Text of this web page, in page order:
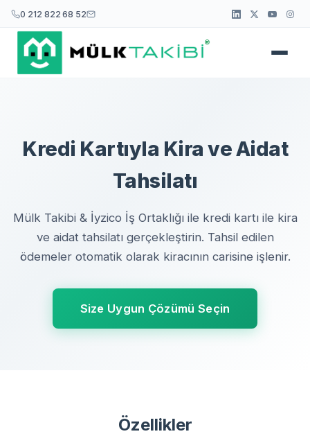
0 212 822 68 52
Kredi Kartıyla Kira ve Aidat
Tahsilatı
Mülk Takibi & İyzico İş Ortaklığı ile kredi kartı ile kira
ve aidat tahsilatı gerçekleştirin. Tahsil edilen
ödemeler otomatik olarak kiracının carisine işlenir.
Size Uygun Çözümü Seçin
Özellikler